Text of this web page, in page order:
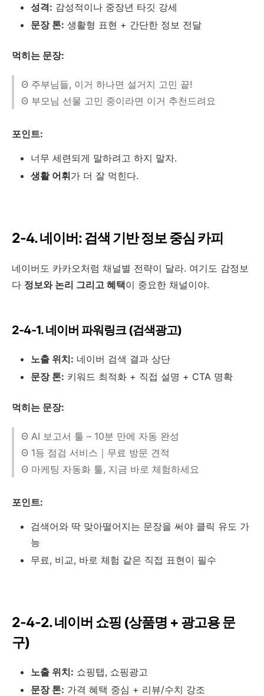
성격: 감성적이나 중장년 타깃 강세
문장 톤: 생활형 표현 + 간단한 정보 전달
먹히는 문장:
Θ 주부님들, 이거 하나면 설거지 고민 끝!
Θ 부모님 선물 고민 중이라면 이거 추천드려요
포인트:
너무 세련되게 말하려고 하지 말자.
생활 어휘가 더 잘 먹힌다.
2-4. 네이버: 검색 기반 정보 중심 카피
네이버도 카카오처럼 채널별 전략이 달라. 여기도 감정보
다 정보와 논리 그리고 혜택이 중요한 채널이야.
2-4-1. 네이버 파워링크 (검색광고)
노출 위치: 네이버 검색 결과 상단
문장 톤: 키워드 최적화 + 직접 설명 + CTA 명확
먹히는 문장:
Θ AI 보고서 툴 – 10분 만에 자동 완성
Θ 1등 점검 서비스｜무료 방문 견적
Θ 마케팅 자동화 툴, 지금 바로 체험하세요
포인트:
검색어와 딱 맞아떨어지는 문장을 써야 클릭 유도 가
능
무료, 비교, 바로 체험 같은 직접 표현이 필수
2-4-2. 네이버 쇼핑 (상품명 + 광고용 문
구)
노출 위치: 쇼핑탭, 쇼핑광고
문장 톤: 가격 혜택 중심 + 리뷰/수치 강조